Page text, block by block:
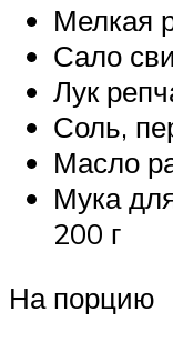
Мелкая
Сало
Лук
Соль,
Масло
Мука
200 г
На порцию